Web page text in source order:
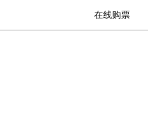
在线购票